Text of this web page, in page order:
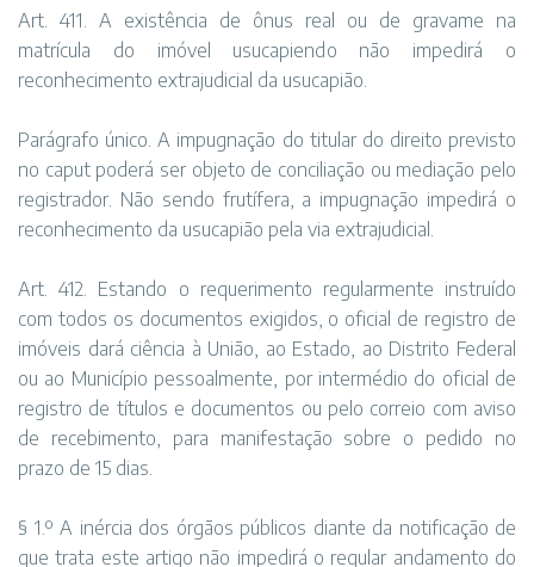
Art. 411. A existência de ônus real ou de gravame na
matrícula do imóvel usucapiendo não impedirá o
reconhecimento extrajudicial da usucapião.
Parágrafo único. A impugnação do titular do direito previsto
no caput poderá ser objeto de conciliação ou mediação pelo
registrador. Não sendo frutífera, a impugnação impedirá o
reconhecimento da usucapião pela via extrajudicial.
Art. 412. Estando o requerimento regularmente instruído
com todos os documentos exigidos, o oficial de registro de
imóveis dará ciência à União, ao Estado, ao Distrito Federal
ou ao Município pessoalmente, por intermédio do oficial de
registro de títulos e documentos ou pelo correio com aviso
de recebimento, para manifestação sobre o pedido no
prazo de 15 dias.
§ 1.º A inércia dos órgãos públicos diante da notificação de
que trata este artigo não impedirá o regular andamento do